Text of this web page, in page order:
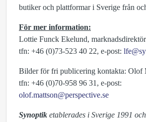
butiker och plattformar i Sverige från
För mer information:
Lottie Funck Ekelund,
tfn: +46 (0)73-523 40 22, e-post:
Bilder för fri publicering kontakta: Olof
tfn: +46 (0)70-958 96 31, e-post:
olof.mattson@perspective.se
Synoptik etablerades i Sverige 1991